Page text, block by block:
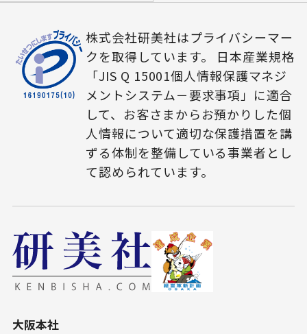
株式会社研美社はプライバシーマー
クを取得しています。 日本産業規格
「JIS Q 15001個人情報保護マネジ
メントシステム－要求事項」に適合
して、お客さまからお預かりした個
人情報について適切な保護措置を講
ずる体制を整備している事業者とし
て認められています。
⼤阪本社